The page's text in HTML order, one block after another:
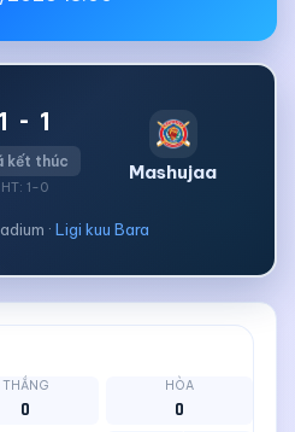
1 - 1
kết thúc
HT: 1-0
Mashujaa
· Ligi kuu Bara
THẮNG
0
HÒA
0